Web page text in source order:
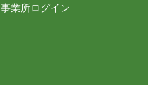
事業所ログイン